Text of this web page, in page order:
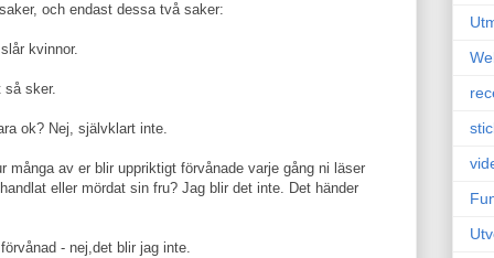
och endast dessa två saker:
kvinnor.
så sker.
ok? Nej, självklart inte.
många av er blir uppriktigt förvånade varje gång ni läser
eller mördat sin fru? Jag blir det inte. Det händer
- nej,det blir jag inte.